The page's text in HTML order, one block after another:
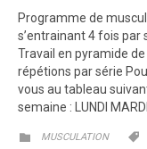
Programme de
s’entrainant 4 fois par
Travail en pyramide
répétions par série
vous au tableau
semaine : LUNDI
 CATEGORY
MUSCULATION 